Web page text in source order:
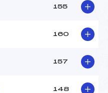
155
160
157
148